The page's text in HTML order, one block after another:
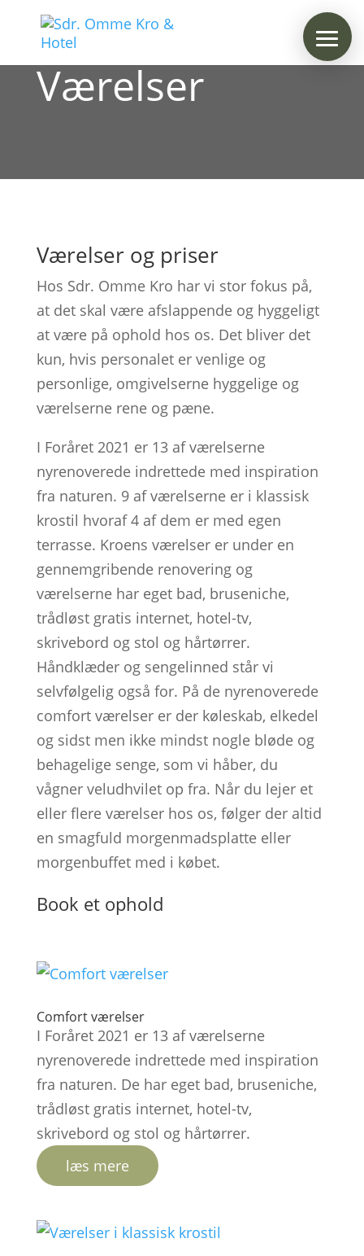
Værelser
Værelser og priser
Hos Sdr. Omme Kro har vi stor fokus på,
at det skal være afslappende og hyggeligt
at være på ophold hos os. Det bliver det
kun, hvis personalet er venlige og
personlige, omgivelserne hyggelige og
værelserne rene og pæne.
I Foråret 2021 er 13 af værelserne
nyrenoverede indrettede med inspiration
fra naturen. 9 af værelserne er i klassisk
krostil hvoraf 4 af dem er med egen
terrasse. Kroens værelser er under en
gennemgribende renovering og
værelserne har eget bad, bruseniche,
trådløst gratis internet, hotel-tv,
skrivebord og stol og hårtørrer.
Håndklæder og sengelinned står vi
selvfølgelig også for. På de nyrenoverede
comfort værelser er der køleskab, elkedel
og sidst men ikke mindst nogle bløde og
behagelige senge, som vi håber, du
vågner veludhvilet op fra. Når du lejer et
eller flere værelser hos os, følger der altid
en smagfuld morgenmadsplatte eller
morgenbuffet med i købet.
Book et ophold
Comfort værelser
I Foråret 2021 er 13 af værelserne
nyrenoverede indrettede med inspiration
fra naturen. De har eget bad, bruseniche,
trådløst gratis internet, hotel-tv,
skrivebord og stol og hårtørrer.
læs mere